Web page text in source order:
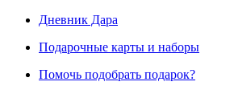
Дневник Дара
Подарочные карты и наборы
Помочь подобрать подарок?